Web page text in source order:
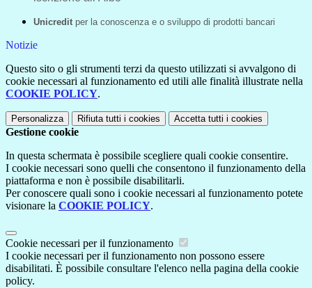
Unicredit per la conoscenza e o sviluppo di prodotti bancari
Notizie
Questo sito o gli strumenti terzi da questo utilizzati si avvalgono di
cookie necessari al funzionamento ed utili alle finalità illustrate nella
COOKIE POLICY.
Personalizza Rifiuta tutti i cookies Accetta tutti i cookies
Gestione cookie
In questa schermata è possibile scegliere quali cookie consentire.
I cookie necessari sono quelli che consentono il funzionamento della
piattaforma e non è possibile disabilitarli.
Per conoscere quali sono i cookie necessari al funzionamento potete
visionare la COOKIE POLICY.
Cookie necessari per il funzionamento
I cookie necessari per il funzionamento non possono essere
disabilitati. È possibile consultare l'elenco nella pagina della cookie
policy.